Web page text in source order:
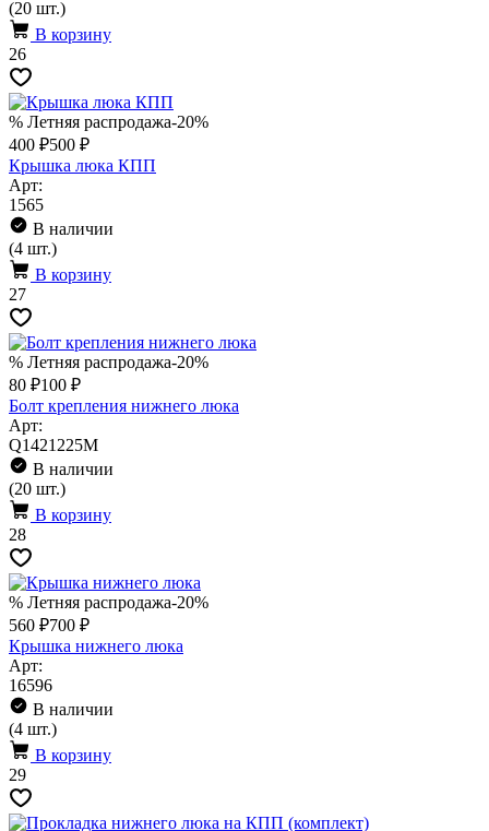
(20 шт.)
В корзину
26
% Летняя распродажа-20%
400 ₽500 ₽
Крышка люка КПП
Арт:
1565
В наличии
(4 шт.)
В корзину
27
% Летняя распродажа-20%
80 ₽100 ₽
Болт крепления нижнего люка
Арт:
Q1421225M
В наличии
(20 шт.)
В корзину
28
% Летняя распродажа-20%
560 ₽700 ₽
Крышка нижнего люка
Арт:
16596
В наличии
(4 шт.)
В корзину
29